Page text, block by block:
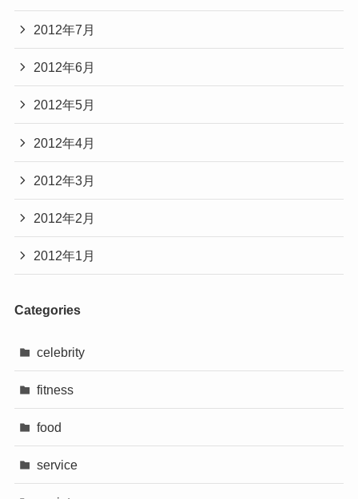
2012年7月
2012年6月
2012年5月
2012年4月
2012年3月
2012年2月
2012年1月
Categories
celebrity
fitness
food
service